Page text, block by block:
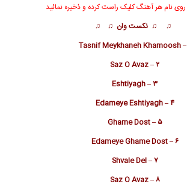
نام هر آهنگ کلیک راست کرده و ذخیره نمائید
♫ ♫ نکست وان ♫ ♫
۲ – Saz O Avaz
۳ – Eshtiyagh
۴ – Edameye Eshtiyagh
۵ – Ghame Dost
۶ – Edameye Ghame Dost
۷ – Shvale Del
۸ – Saz O Avaz